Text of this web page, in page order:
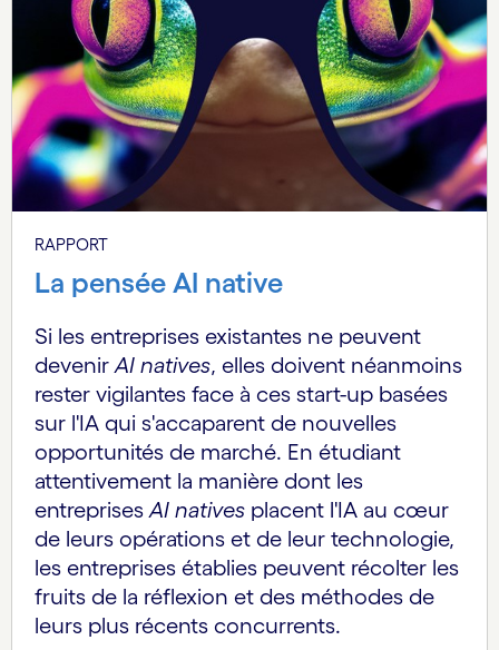
RAPPORT
La pensée AI native
Si les entreprises existantes ne peuvent
devenir AI natives, elles doivent néanmoins
rester vigilantes face à ces start-up basées
sur l'IA qui s'accaparent de nouvelles
opportunités de marché. En étudiant
attentivement la manière dont les
entreprises AI natives placent l'IA au cœur
de leurs opérations et de leur technologie,
les entreprises établies peuvent récolter les
fruits de la réflexion et des méthodes de
leurs plus récents concurrents.